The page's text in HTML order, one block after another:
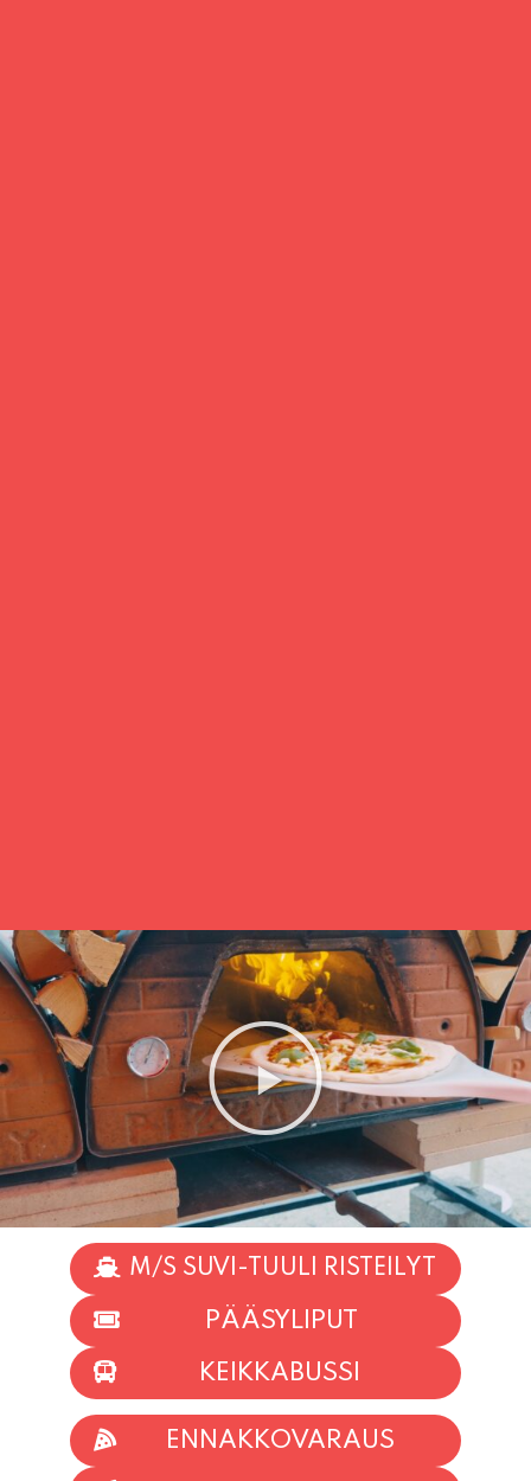
M/S SUVI-TUULI RISTEILYT
PÄÄSYLIPUT
KEIKKABUSSI
TAPAHTUMAT
INFO